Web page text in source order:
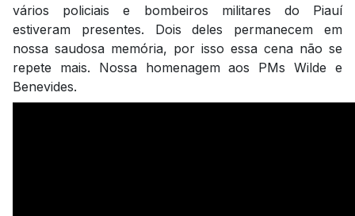
vários policiais e bombeiros militares do Piauí
estiveram presentes. Dois deles permanecem em
nossa saudosa memória, por isso essa cena não se
repete mais. Nossa homenagem aos PMs Wilde e
Benevides.